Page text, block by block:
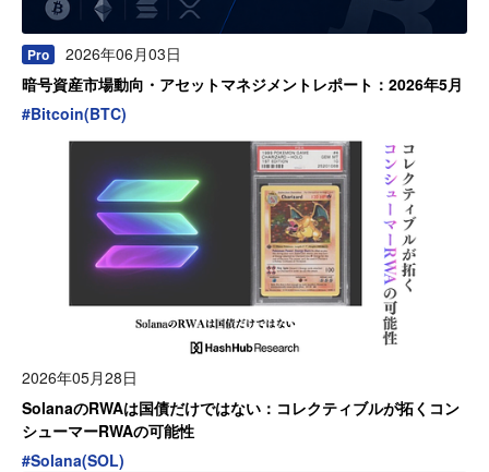
Pro
2026年06月03日
暗号資産市場動向・アセットマネジメントレポート：2026年5月
#Bitcoin(BTC)
2026年05月28日
SolanaのRWAは国債だけではない：コレクティブルが拓くコン
シューマーRWAの可能性
#Solana(SOL)